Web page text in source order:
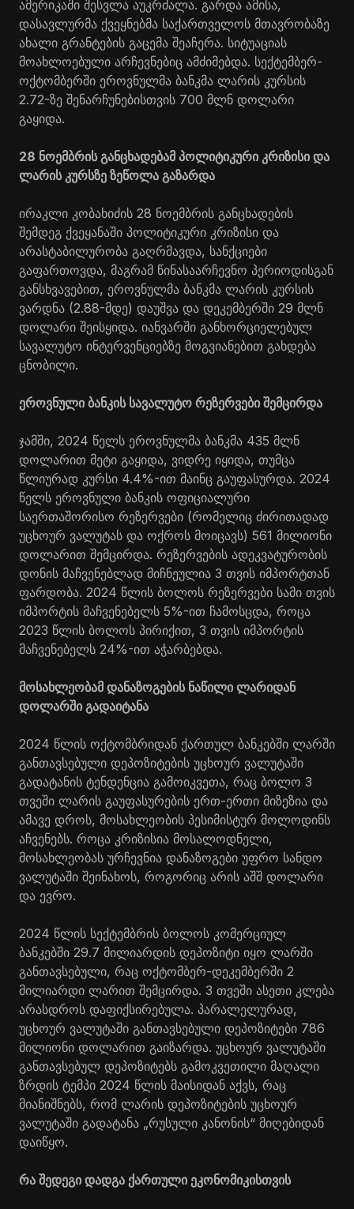
ამერიკაში შესვლა აუკრძალა. გარდა ამისა,
დასავლურმა ქვეყნებმა საქართველოს მთავრობაზე
ახალი გრანტების გაცემა შეაჩერა. სიტუაციას
მოახლოებული არჩევნებიც ამძიმებდა. სექტემბერ-
ოქტომბერში ეროვნულმა ბანკმა ლარის კურსის
2.72-ზე შენარჩუნებისთვის 700 მლნ დოლარი
გაყიდა.
28 ნოემბრის განცხადებამ პოლიტიკური კრიზისი და
ლარის კურსზე ზეწოლა გაზარდა
ირაკლი კობახიძის 28 ნოემბრის განცხადების
შემდეგ ქვეყანაში პოლიტიკური კრიზისი და
არასტაბილურობა გაღრმავდა, სანქციები
გაფართოვდა, მაგრამ წინასაარჩევნო პერიოდისგან
განსხვავებით, ეროვნულმა ბანკმა ლარის კურსის
ვარდნა (2.88-მდე) დაუშვა და დეკემბერში 29 მლნ
დოლარი შეისყიდა. იანვარში განხორციელებულ
სავალუტო ინტერვენციებზე მოგვიანებით გახდება
ცნობილი.
ეროვნული ბანკის სავალუტო რეზერვები შემცირდა
ჯამში, 2024 წელს ეროვნულმა ბანკმა 435 მლნ
დოლარით მეტი გაყიდა, ვიდრე იყიდა, თუმცა
წლიურად კურსი 4.4%-ით მაინც გაუფასურდა. 2024
წელს ეროვნული ბანკის ოფიციალური
საერთაშორისო რეზერვები (რომელიც ძირითადად
უცხოურ ვალუტას და ოქროს მოიცავს) 561 მილიონი
დოლარით შემცირდა. რეზერვების ადეკვატურობის
დონის მაჩვენებლად მიჩნეულია 3 თვის იმპორტთან
ფარდობა. 2024 წლის ბოლოს რეზერვები სამი თვის
იმპორტის მაჩვენებელს 5%-ით ჩამოსცდა, როცა
2023 წლის ბოლოს პირიქით, 3 თვის იმპორტის
მაჩვენებელს 24%-ით აჭარბებდა.
მოსახლეობამ დანაზოგების ნაწილი ლარიდან
დოლარში გადაიტანა
2024 წლის ოქტომბრიდან ქართულ ბანკებში ლარში
განთავსებული დეპოზიტების უცხოურ ვალუტაში
გადატანის ტენდენცია გამოიკვეთა, რაც ბოლო 3
თვეში ლარის გაუფასურების ერთ-ერთი მიზეზია და
ამავე დროს, მოსახლეობის პესიმისტურ მოლოდინს
აჩვენებს. როცა კრიზისია მოსალოდნელი,
მოსახლეობას ურჩევნია დანაზოგები უფრო სანდო
ვალუტაში შეინახოს, როგორიც არის აშშ დოლარი
და ევრო.
2024 წლის სექტემბრის ბოლოს კომერციულ
ბანკებში 29.7 მილიარდის დეპოზიტი იყო ლარში
განთავსებული, რაც ოქტომბერ-დეკემბერში 2
მილიარდი ლარით შემცირდა. 3 თვეში ასეთი კლება
არასდროს დაფიქსირებულა. პარალელურად,
უცხოურ ვალუტაში განთავსებული დეპოზიტები 786
მილიონი დოლარით გაიზარდა. უცხოურ ვალუტაში
განთავსებულ დეპოზიტებს გამოკვეთილი მაღალი
ზრდის ტემპი 2024 წლის მაისიდან აქვს, რაც
მიანიშნებს, რომ ლარის დეპოზიტების უცხოურ
ვალუტაში გადატანა „რუსული კანონის“ მიღებიდან
დაიწყო.
რა შედეგი დადგა ქართული ეკონომიკისთვის